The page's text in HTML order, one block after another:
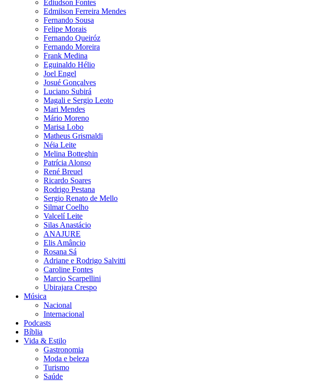
Ediudson Fontes
Edmilson Ferreira Mendes
Fernando Sousa
Felipe Morais
Fernando Queiróz
Fernando Moreira
Frank Medina
Eguinaldo Hélio
Joel Engel
Josué Gonçalves
Luciano Subirá
Magali e Sergio Leoto
Mari Mendes
Mário Moreno
Marisa Lobo
Matheus Grismaldi
Néia Leite
Melina Botteghin
Patrícia Alonso
René Breuel
Ricardo Soares
Rodrigo Pestana
Sergio Renato de Mello
Silmar Coelho
Valcelí Leite
Silas Anastácio
ANAJURE
Elis Amâncio
Rosana Sá
Adriane e Rodrigo Salvitti
Caroline Fontes
Marcio Scarpellini
Ubirajara Crespo
Música
Nacional
Internacional
Podcasts
Bíblia
Vida & Estilo
Gastronomia
Moda e beleza
Turismo
Saúde